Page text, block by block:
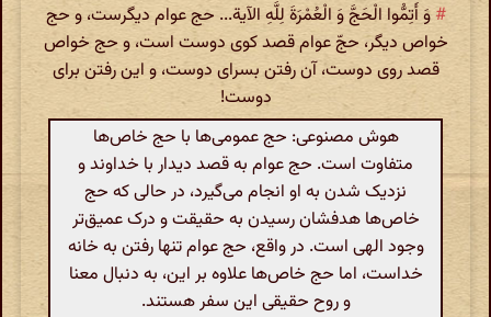
# وَ أَتِمُّوا الْحَجَّ وَ الْعُمْرَةَ لِلَّهِ الآیة... حج عوام دیگرست، و حج
خواص دیگر، حجّ عوام قصد کوی دوست است، و حج خواص
قصد روی دوست، آن رفتن بسرای دوست، و این رفتن برای
دوست!
هوش مصنوعی: حج عمومی‌ها با حج خاص‌ها
متفاوت است. حج عوام به قصد دیدار با خداوند و
نزدیک شدن به او انجام می‌گیرد، در حالی که حج
خاص‌ها هدفشان رسیدن به حقیقت و درک عمیق‌تر
وجود الهی است. در واقع، حج عوام تنها رفتن به خانه
خداست، اما حج خاص‌ها علاوه بر این، به دنبال معنا
و روح حقیقی این سفر هستند.